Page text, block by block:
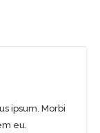
ipsum. Morbi
eu.